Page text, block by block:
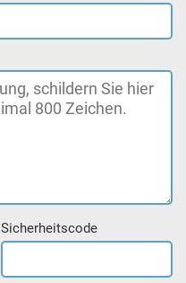
Sicherheitscode